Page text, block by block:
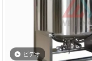
ビデオ